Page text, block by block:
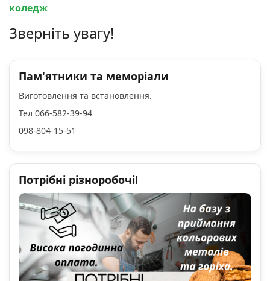
коледж
Зверніть увагу!
Пам'ятники та меморіали
Виготовлення та встановлення.
Тел 066-582-39-94
098-804-15-51
Потрібні різноробочі!